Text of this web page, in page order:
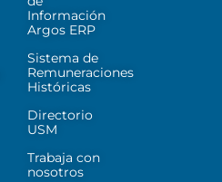
Información
Argos ERP
Sistema de
Remuneraciones
Históricas
Directorio
USM
Trabaja con
nosotros